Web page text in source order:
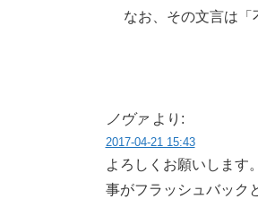
なお、その文言は「
ノヴァ より:
2017-04-21 15:43
よろしくお願いします
事がフラッシュバック